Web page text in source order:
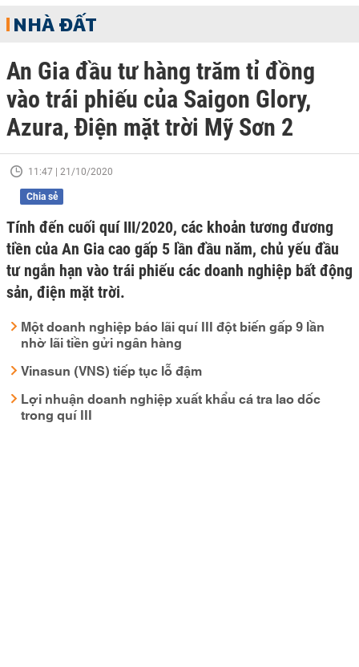
NHÀ ĐẤT
An Gia đầu tư hàng trăm tỉ đồng
vào trái phiếu của Saigon Glory,
Azura, Điện mặt trời Mỹ Sơn 2
11:47 | 21/10/2020
Chia sẻ
Tính đến cuối quí III/2020, các khoản tương đương
tiền của An Gia cao gấp 5 lần đầu năm, chủ yếu đầu
tư ngắn hạn vào trái phiếu các doanh nghiệp bất động
sản, điện mặt trời.
Một doanh nghiệp báo lãi quí III đột biến gấp 9 lần
nhờ lãi tiền gửi ngân hàng
Vinasun (VNS) tiếp tục lỗ đậm
Lợi nhuận doanh nghiệp xuất khẩu cá tra lao dốc
trong quí III